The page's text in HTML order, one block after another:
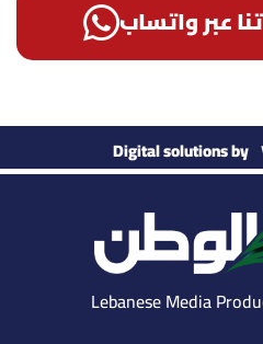
عبر واتساب
Digital solutions by